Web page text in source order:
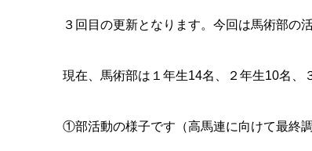
３回目の更新となります。今回は馬術部の
現在、馬術部は１年生14名、２年生10名、
①部活動の様子です（高馬連に向けて最終調